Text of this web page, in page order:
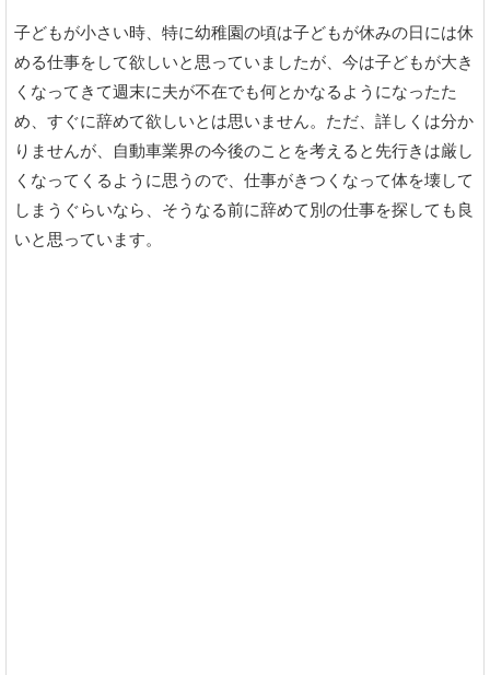
子どもが小さい時、特に幼稚園の頃は子どもが休みの日には休
める仕事をして欲しいと思っていましたが、今は子どもが大き
くなってきて週末に夫が不在でも何とかなるようになったた
め、すぐに辞めて欲しいとは思いません。ただ、詳しくは分か
りませんが、自動車業界の今後のことを考えると先行きは厳し
くなってくるように思うので、仕事がきつくなって体を壊して
しまうぐらいなら、そうなる前に辞めて別の仕事を探しても良
いと思っています。